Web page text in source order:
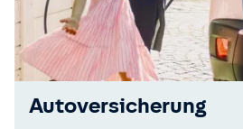
Autoversicherung